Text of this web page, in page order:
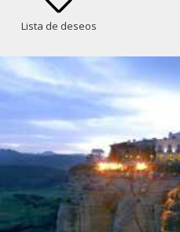
Lista de deseos